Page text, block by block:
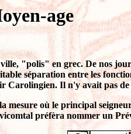
age
"polis" en grec. De nos
séparation entre les
Carolingien. Il n'y avait pas
mesure où le principal
préfèra nommer un